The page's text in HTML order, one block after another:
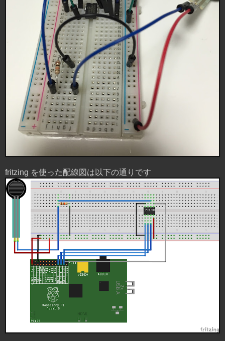
fritzing を使った配線図は以下の通りです